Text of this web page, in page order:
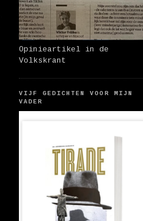
Opinieartikel in de
Volkskrant
VIJF GEDICHTEN VOOR MIJN
VADER